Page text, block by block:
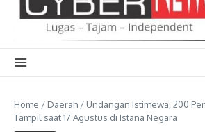
Home / Daerah / Undangan Istimewa, 200
Tampil saat 17 Agustus di Istana Negara